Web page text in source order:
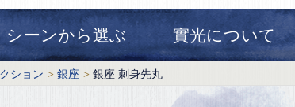
シーンから選ぶ 實光について
ション 銀座 銀座 刺身先丸